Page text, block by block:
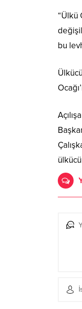
“Ülkü
bu